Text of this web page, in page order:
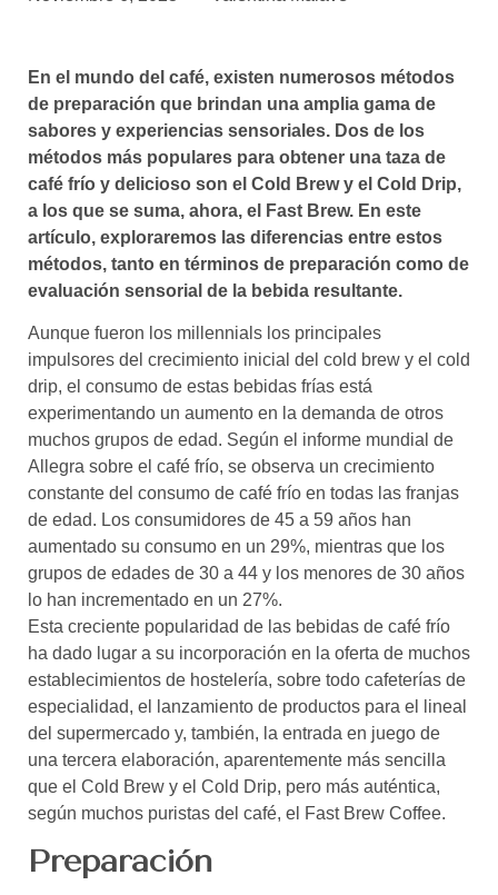
el café siempre tiene
algo nuevo que
enseñarnos
BOLSA DE TRABAJO
¡te imaginas vivir de tu pasión
por el café?
CONTACTO
¡queremos saber
En el mundo del café, existen numerosos métodos
de preparación que brindan una amplia gama de
sabores y experiencias sensoriales. Dos de los
métodos más populares para obtener una taza de
café frío y delicioso son el Cold Brew y el Cold Drip,
a los que se suma, ahora, el Fast Brew. En este
artículo, exploraremos las diferencias entre estos
métodos, tanto en términos de preparación como de
evaluación sensorial de la bebida resultante.
Aunque fueron los millennials los principales
impulsores del crecimiento inicial del cold brew y el cold
drip, el consumo de estas bebidas frías está
experimentando un aumento en la demanda de otros
muchos grupos de edad. Según el informe mundial de
Allegra sobre el café frío, se observa un crecimiento
constante del consumo de café frío en todas las franjas
de edad. Los consumidores de 45 a 59 años han
aumentado su consumo en un 29%, mientras que los
grupos de edades de 30 a 44 y los menores de 30 años
lo han incrementado en un 27%.
Esta creciente popularidad de las bebidas de café frío
ha dado lugar a su incorporación en la oferta de muchos
establecimientos de hostelería, sobre todo cafeterías de
especialidad, el lanzamiento de productos para el lineal
del supermercado y, también, la entrada en juego de
una tercera elaboración, aparentemente más sencilla
que el Cold Brew y el Cold Drip, pero más auténtica,
según muchos puristas del café, el Fast Brew Coffee.
Preparación